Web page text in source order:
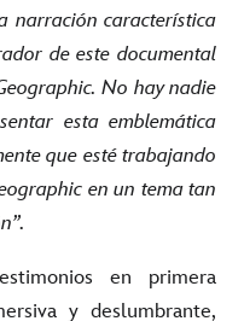
narración característica
de este documental
No hay nadie
esta emblemática
que esté trabajando
en un tema tan
en primera
y deslumbrante,